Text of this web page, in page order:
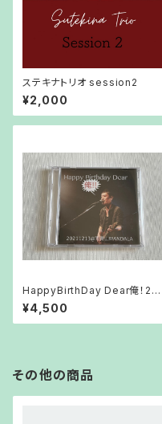
ステキナトリオ session2
¥2,000
HappyBirthDay Dear俺！202
1 DVD&CD
¥4,500
その他の商品